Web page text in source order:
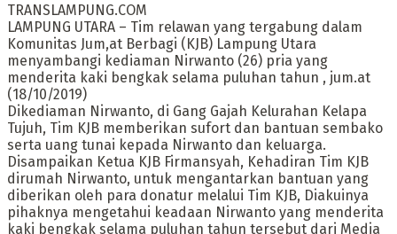
TRANSLAMPUNG.COM
LAMPUNG UTARA – Tim relawan yang tergabung dalam
Komunitas Jum,at Berbagi (KJB) Lampung Utara
menyambangi kediaman Nirwanto (26) pria yang
menderita kaki bengkak selama puluhan tahun , jum.at
(18/10/2019)
Dikediaman Nirwanto, di Gang Gajah Kelurahan Kelapa
Tujuh, Tim KJB memberikan sufort dan bantuan sembako
serta uang tunai kepada Nirwanto dan keluarga.
Disampaikan Ketua KJB Firmansyah, Kehadiran Tim KJB
dirumah Nirwanto, untuk mengantarkan bantuan yang
diberikan oleh para donatur melalui Tim KJB, Diakuinya
pihaknya mengetahui keadaan Nirwanto yang menderita
kaki bengkak selama puluhan tahun tersebut dari Media